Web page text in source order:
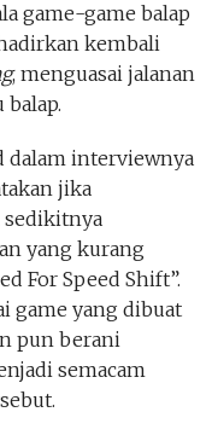
game-game balap
kembali
, menguasai jalanan
dalam interviewnya
jika
sedikitnya
yang kurang
For Speed Shift”.
game yang dibuat
pun berani
semacam